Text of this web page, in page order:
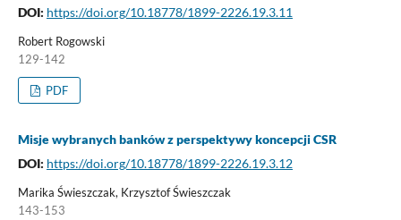
DOI: https://doi.org/10.18778/1899-2226.19.3.11
Robert Rogowski
129-142
PDF
Misje wybranych banków z perspektywy koncepcji CSR
DOI: https://doi.org/10.18778/1899-2226.19.3.12
Marika Świeszczak, Krzysztof Świeszczak
143-153